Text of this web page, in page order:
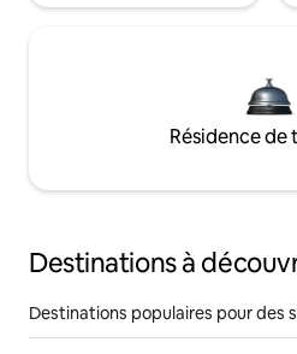
Résidence de
Destinations à
Destinations populaires pour des